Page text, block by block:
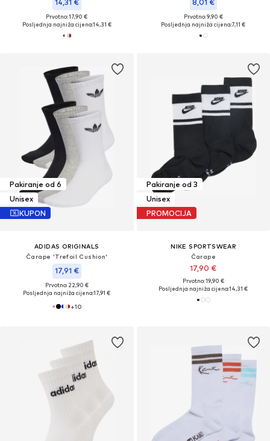
14,31 €
Prvotno: 17,90 €
Posljednja najniža cijena:14,31 €
8,01 €
Prvotno: 9,90 €
Posljednja najniža cijena:7,11 €
Pakiranje od 6
Unisex
KUPON
ADIDAS ORIGINALS
Čarape 'Trefoil Cushion'
17,91 €
Prvotno: 22,90 €
Posljednja najniža cijena:17,91 €
+10
Pakiranje od 3
Unisex
PROMOCIJA
NIKE SPORTSWEAR
Čarape
17,90 €
Prvotno: 19,90 €
Posljednja najniža cijena:14,31 €